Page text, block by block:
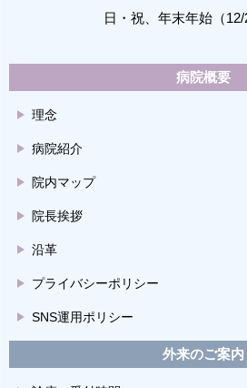
日・祝、年末年始（12/
病院概要
理念
病院紹介
院内マップ
院長挨拶
沿革
プライバシーポリシー
SNS運用ポリシー
外来のご案内